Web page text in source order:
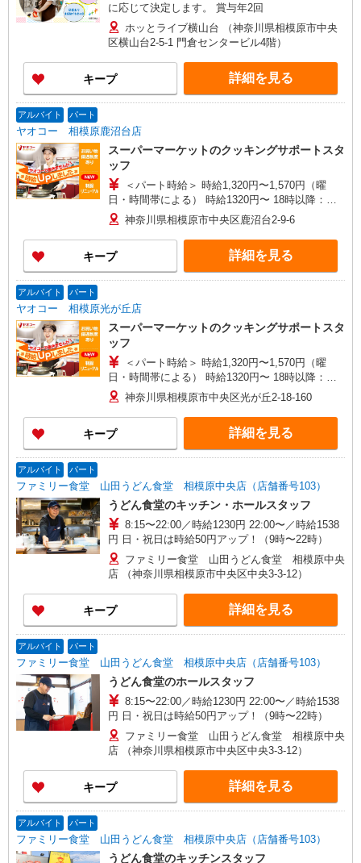
に応じて決定します。 賞与年2回
ホッとライブ横山台 （神奈川県相模原市中央
区横山台2-5-1 門倉センタービル4階）
キープ 詳細を見る
アルバイト パート
ヤオコー 相模原鹿沼台店
スーパーマーケットのクッキングサポートスタ
ッフ
＜パート時給＞ 時給1,320円〜1,570円（曜
日・時間帯による） 時給1320円〜 18時以降：時
給1470円〜 ★土曜＋100円 ★日・祝＋100円 ※ア
ルバイトさんの時給や募集内容はお問い合わせく
ださい
神奈川県相模原市中央区鹿沼台2-9-6
キープ 詳細を見る
アルバイト パート
ヤオコー 相模原光が丘店
スーパーマーケットのクッキングサポートスタ
ッフ
＜パート時給＞ 時給1,320円〜1,570円（曜
日・時間帯による） 時給1320円〜 18時以降：時
給1470円〜 ★土曜＋100円 ★日・祝＋100円 ※ア
ルバイトさんの時給や募集内容はお問い合わせく
ださい
神奈川県相模原市中央区光が丘2-18-160
キープ 詳細を見る
アルバイト パート
ファミリー食堂 山田うどん食堂 相模原中央店（店舗番号103）
うどん食堂のキッチン・ホールスタッフ
8:15〜22:00／時給1230円 22:00〜／時給1538
円 日・祝日は時給50円アップ！（9時〜22時）
ファミリー食堂 山田うどん食堂 相模原中央
店 （神奈川県相模原市中央区中央3-3-12）
キープ 詳細を見る
アルバイト パート
ファミリー食堂 山田うどん食堂 相模原中央店（店舗番号103）
うどん食堂のホールスタッフ
8:15〜22:00／時給1230円 22:00〜／時給1538
円 日・祝日は時給50円アップ！（9時〜22時）
ファミリー食堂 山田うどん食堂 相模原中央
店 （神奈川県相模原市中央区中央3-3-12）
キープ 詳細を見る
アルバイト パート
ファミリー食堂 山田うどん食堂 相模原中央店（店舗番号103）
うどん食堂のキッチンスタッフ